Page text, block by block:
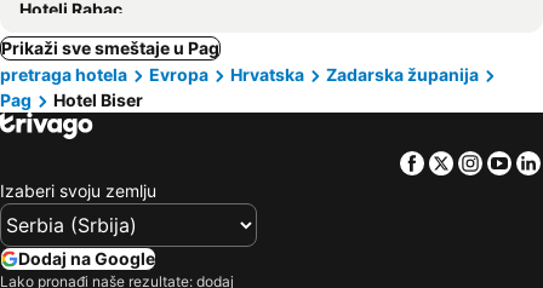
Hoteli Rabac
Prikaži sve smeštaje u Pag
pretraga hotela
Evropa Hrvatska
Zadarska županija
Pag
Hotel Biser
Facebook
Twitter
Izaberi svoju zemlju
Dodaj na Google
Lako pronađi naše rezultate: dodaj